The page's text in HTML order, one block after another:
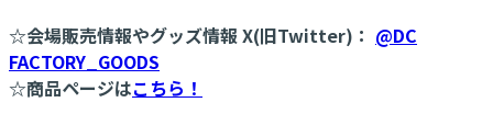
☆会場販売情報やグッズ情報 X(旧Twitter)： @DC
FACTORY_GOODS
☆商品ページはこちら！